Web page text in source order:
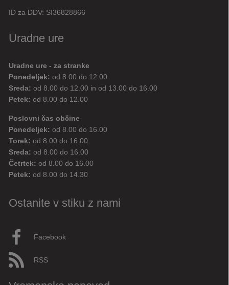
ID za DDV: SI36828866
Uradne ure
Uradne ure - za stranke
Ponedeljek: od 8.00 do 12.00
Sreda: od 8.00 do 12.00 in od 13.00 do 16.00
Petek: od 8.00 do 12.00
Poslovni čas občine
Ponedeljek: od 8.00 do 16.00
Torek: od 8.00 do 16.00
Sreda: od 8.00 do 16.00
Četrtek: od 8.00 do 16.00
Petek: od 8.00 do 14.30
Ostanite v stiku z nami
Facebook
RSS